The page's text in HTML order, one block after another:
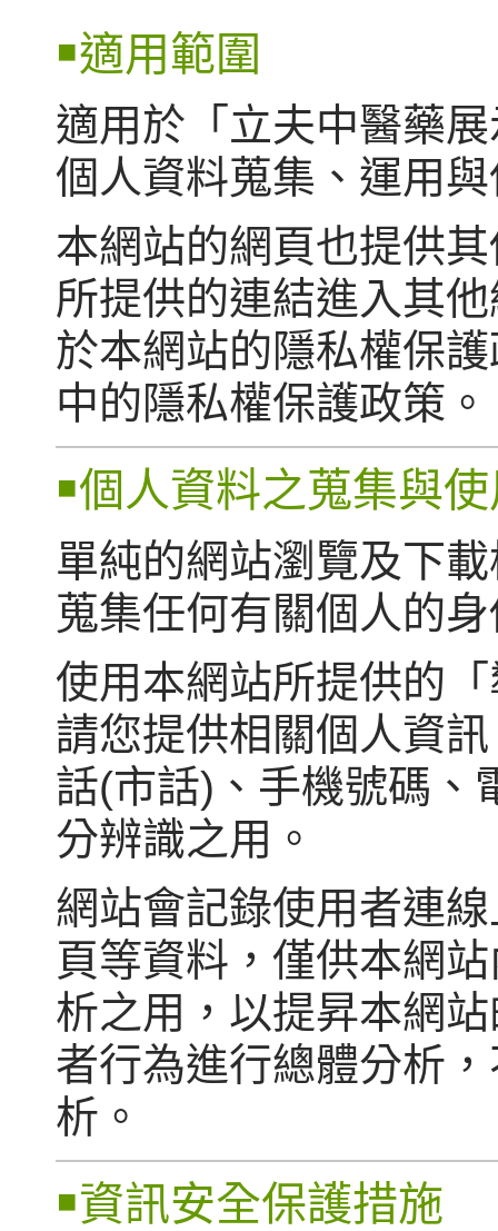
￭適用範圍
適用於「立夫中醫藥
個人資料蒐集、運用
本網站的網頁也提供
所提供的連結進入其
於本網站的隱私權保
中的隱私權保護政策。
￭個人資料之蒐集與
單純的網站瀏覽及下
蒐集任何有關個人的
使用本網站所提供的
請您提供相關個人資
話(市話)、手機號碼
分辨識之用。
網站會記錄使用者連
頁等資料，僅供本網
析之用，以提昇本網
者行為進行總體分析
析。
￭資訊安全保護措施